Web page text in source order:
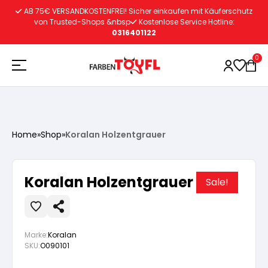
Vorbereitung
Wasserlösliche Grundierung
Lösemittelhältige Grundierung
Lacke
Vorbereitung
Wasserlösliche Grundierung
Autoreparatur
Vorbereitung
Innenfarben
AB 75€ VERSANDKOSTENFREI! Sicher einkaufen mit Käuferschutz
von Trusted-Shops &nbsp
Kostenlose Service Hotline:
0316401122
0
Home»Shop»Koralan Holzentgrauer
Koralan Holzentgrauer Sale!
Marke:Koralan
SKU:O090101